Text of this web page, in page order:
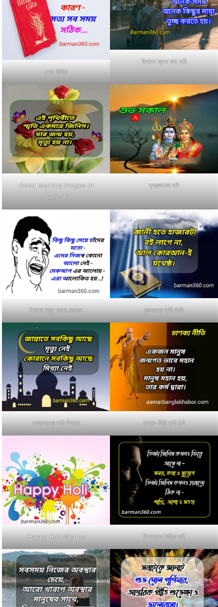
সেরা উক্তি
উপদেশ মূলক কথা ছবি
Good Morning images In
Bengali
সুপ্রভাতের ছবি
পিকচার নতুন মজার জোকস কুরআনের বাণী ফটো
কোরআনের বাণী পিকচার চাণক্য নীতি বাণী ছবি
Happy Holi Wishes শিক্ষামূলক উক্তি ছবি